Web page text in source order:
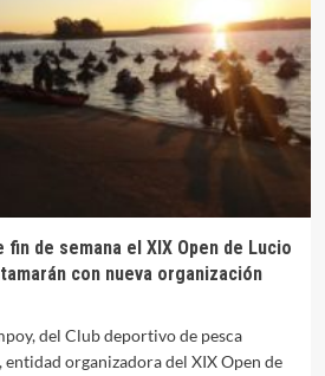
de semana el XIX Open de Lucio
con nueva organización
del Club deportivo de pesca
organizadora del XIX Open de